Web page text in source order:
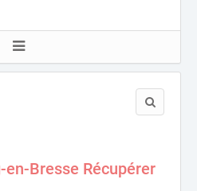
Bresse Récupérer